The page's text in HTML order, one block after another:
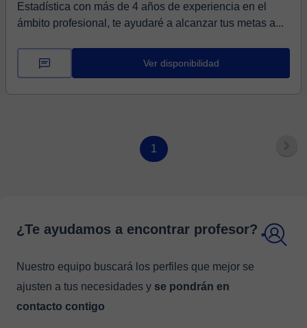
Estadística con más de 4 años de experiencia en el
ámbito profesional, te ayudaré a alcanzar tus metas a...
Ver disponibilidad
1
¿Te ayudamos a encontrar profesor?
Nuestro equipo buscará los perfiles que mejor se
ajusten a tus necesidades y se pondrán en
contacto contigo